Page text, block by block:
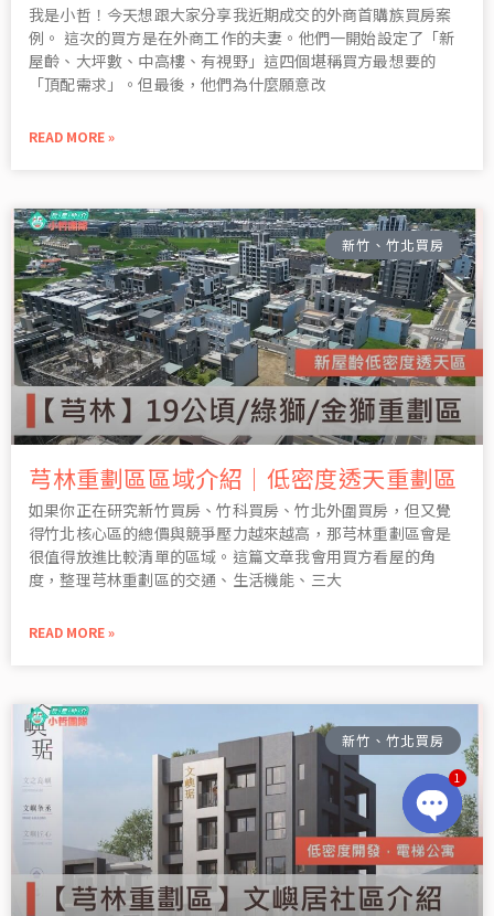
我是小哲！今天想跟大家分享我近期成交的外商首購族買房案
例。 這次的買方是在外商工作的夫妻。他們一開始設定了「新
屋齡、大坪數、中高樓、有視野」這四個堪稱買方最想要的
「頂配需求」。但最後，他們為什麼願意改
READ MORE »
新竹、竹北買房
芎林重劃區區域介紹｜低密度透天重劃區
如果你正在研究新竹買房、竹科買房、竹北外圍買房，但又覺
得竹北核心區的總價與競爭壓力越來越高，那芎林重劃區會是
很值得放進比較清單的區域。這篇文章我會用買方看屋的角
度，整理芎林重劃區的交通、生活機能、三大
READ MORE »
新竹、竹北買房
OPEN
CHATY
1